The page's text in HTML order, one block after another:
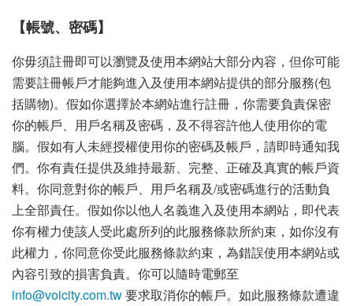
【帳號、密碼】
你毋須註冊即可以瀏覽及使用本網站大部分內容，但你可能
需要註冊帳戶才能夠進入及使用本網站提供的部分服務(包
括購物)。假如你選擇於本網站進行註冊，你需要負責保密
你的帳戶、用戶名稱及密碼，及不得容許他人使用你的電
腦。假如有人未經授權使用你的密碼及帳戶，請即時通知我
們。你有責任提供及維持最新、完整、正確及真實的帳戶資
料。你同意對你的帳戶、用戶名稱及/或密碼進行的活動負
上全部責任。假如你以他人名義進入及使用本網站，即代表
你有權力使該人受此處所列的此服務條款所約束，如你沒有
此權力，你同意你受此服務條款約束，為錯誤使用本網站或
內容引致的損害負責。你可以隨時電郵至
info@voicity.com.tw要求取消你的帳戶。如此服務條款遭違